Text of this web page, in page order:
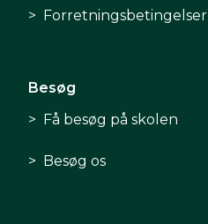
Forretningsbetingelser
Besøg
Få besøg på skolen
Besøg os